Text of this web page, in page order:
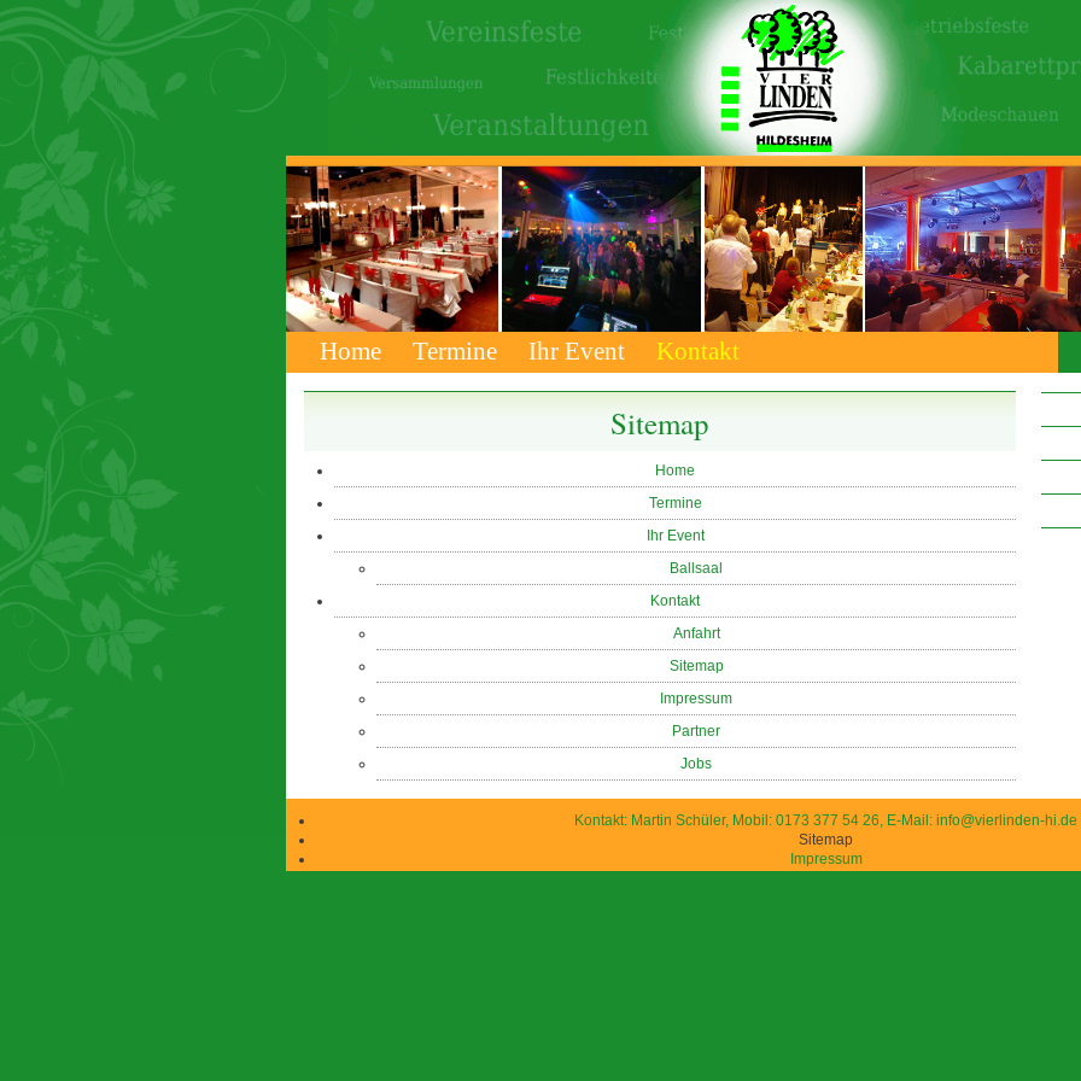
Home Termine Ihr Event Kontakt
Sitemap
Home
Termine
Ihr Event
Ballsaal
Kontakt
Anfahrt
Sitemap
Impressum
Partner
Jobs
Kontakt: Martin Schüler, Mobil: 0173 377 54 26, E-Mail: info@vierlinden-hi.de
Sitemap
Impressum